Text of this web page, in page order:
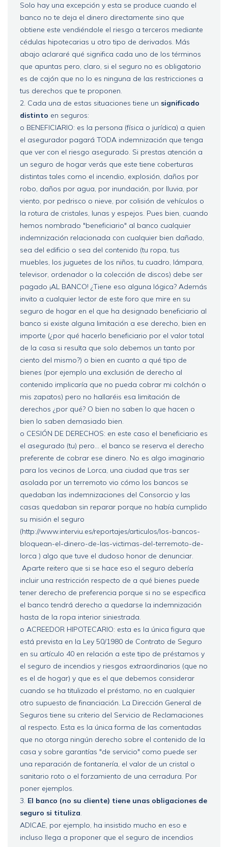
Solo hay una excepción y esta se produce cuando el
banco no te deja el dinero directamente sino que
obtiene este vendiéndole el riesgo a terceros mediante
cédulas hipotecarias u otro tipo de derivados. Más
abajo aclararé qué significa cada uno de los términos
que apuntas pero, claro, si el seguro no es obligatorio
es de cajón que no lo es ninguna de las restricciones a
tus derechos que te proponen.
2. Cada una de estas situaciones tiene un significado
distinto en seguros:
o BENEFICIARIO: es la persona (física o jurídica) a quien
el asegurador pagará TODA indemnización que tenga
que ver con el riesgo asegurado. Si prestas atención a
un seguro de hogar verás que este tiene coberturas
distintas tales como el incendio, explosión, daños por
robo, daños por agua, por inundación, por lluvia, por
viento, por pedrisco o nieve, por colisión de vehículos o
la rotura de cristales, lunas y espejos. Pues bien, cuando
hemos nombrado "beneficiario" al banco cualquier
indemnización relacionada con cualquier bien dañado,
sea del edificio o sea del contenido (tu ropa, tus
muebles, los juguetes de los niños, tu cuadro, lámpara,
televisor, ordenador o la colección de discos) debe ser
pagado ¡AL BANCO! ¿Tiene eso alguna lógica? Además
invito a cualquier lector de este foro que mire en su
seguro de hogar en el que ha designado beneficiario al
banco si existe alguna limitación a ese derecho, bien en
importe (¿por qué hacerlo beneficiario por el valor total
de la casa si resulta que solo debemos un tanto por
ciento del mismo?) o bien en cuanto a qué tipo de
bienes (por ejemplo una exclusión de derecho al
contenido implicaría que no pueda cobrar mi colchón o
mis zapatos) pero no hallaréis esa limitación de
derechos ¿por qué? O bien no saben lo que hacen o
bien lo saben demasiado bien.
o CESIÓN DE DERECHOS: en este caso el beneficiario es
el asegurado (tu) pero... el banco se reserva el derecho
preferente de cobrar ese dinero. No es algo imaginario
para los vecinos de Lorca, una ciudad que tras ser
asolada por un terremoto vio cómo los bancos se
quedaban las indemnizaciones del Consorcio y las
casas quedaban sin reparar porque no había cumplido
su misión el seguro
(http://www.interviu.es/reportajes/articulos/los-bancos-
bloquean-el-dinero-de-las-victimas-del-terremoto-de-
lorca ) algo que tuve el dudoso honor de denunciar.
Aparte reitero que si se hace eso el seguro debería
incluir una restricción respecto de a qué bienes puede
tener derecho de preferencia porque si no se especifica
el banco tendrá derecho a quedarse la indemnización
hasta de la ropa interior siniestrada.
o ACREEDOR HIPOTECARIO: esta es la única figura que
está prevista en la Ley 50/1980 de Contrato de Seguro
en su artículo 40 en relación a este tipo de préstamos y
el seguro de incendios y riesgos extraordinarios (que no
es el de hogar) y que es el que debemos considerar
cuando se ha titulizado el préstamo, no en cualquier
otro supuesto de financiación. La Dirección General de
Seguros tiene su criterio del Servicio de Reclamaciones
al respecto. Esta es la única forma de las comentadas
que no otorga ningún derecho sobre el contenido de la
casa y sobre garantías "de servicio" como puede ser
una reparación de fontanería, el valor de un cristal o
sanitario roto o el forzamiento de una cerradura. Por
poner ejemplos.
3. El banco (no su cliente) tiene unas obligaciones de
seguro si tituliza.
ADICAE, por ejemplo, ha insistido mucho en eso e
incluso llega a proponer que el seguro de incendios